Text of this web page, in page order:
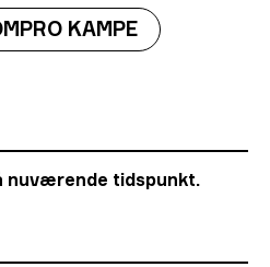
KAMPE
nuværende tidspunkt.